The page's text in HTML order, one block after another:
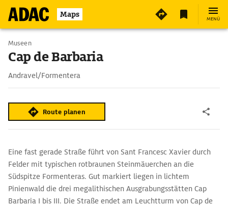
Maps MENÜ
Museen
Cap de Barbaria
Andravel/Formentera
Route planen
Eine fast gerade Straße führt von Sant Francesc Xavier durch
Felder mit typischen rotbraunen Steinmäuerchen an die
Südspitze Formenteras. Gut markiert liegen in lichtem
Pinienwald die drei megalithischen Ausgrabungsstätten Cap
Barbaria I bis III. Die Straße endet am Leuchtturm von Cap de